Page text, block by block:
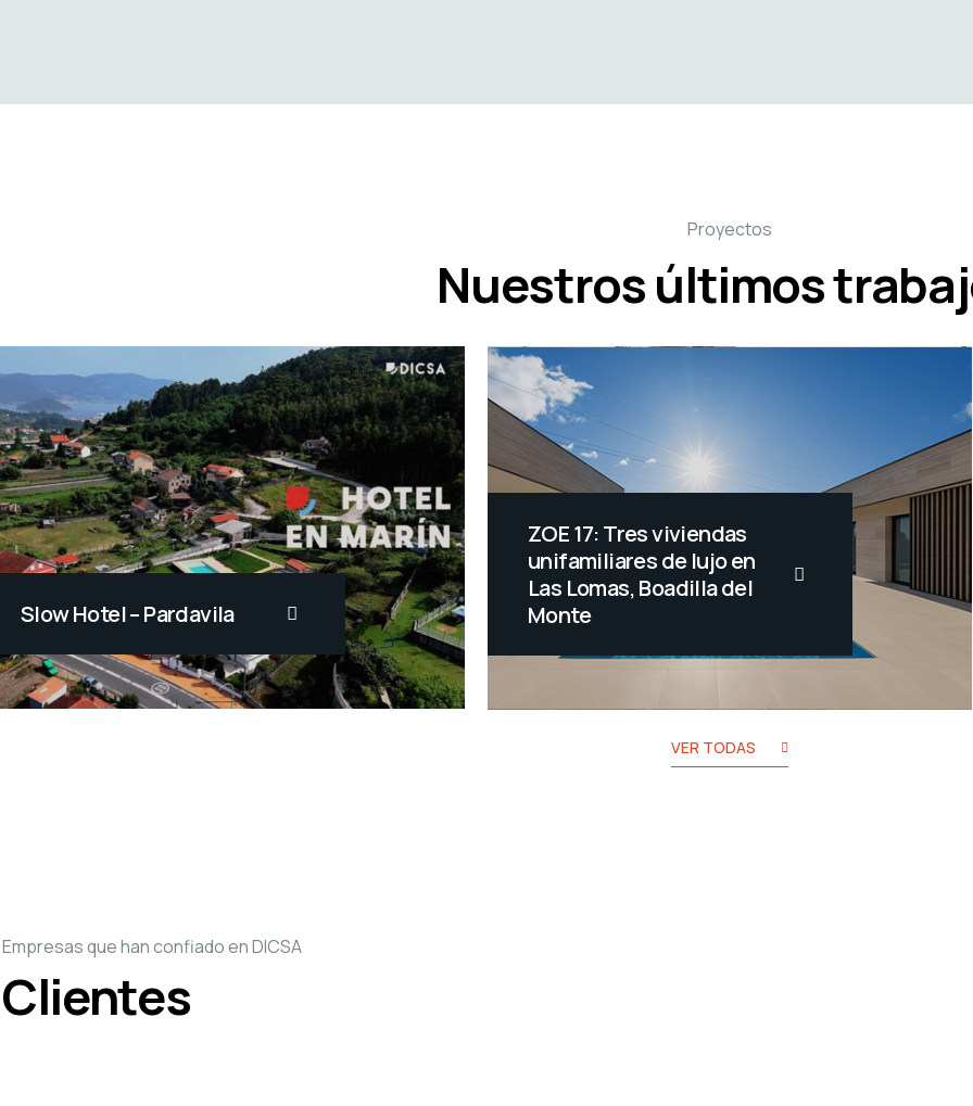
Proyectos
Nuestros últimos
Slow Hotel – Pardavila
imagen de la oficina Abanca
en la Calle Ben
ZOE 17: Tres viviendas
unifamiliares de lujo en
Las Lomas, Boadilla del
Monte
tres impresio
VER TODAS
Empresas que han confiado en DICSA
Clientes